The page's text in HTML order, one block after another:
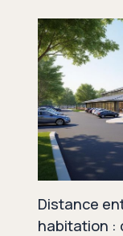
Distance
habitation :